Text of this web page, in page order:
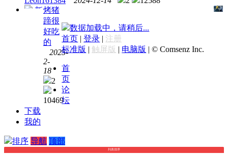
新烤猪
蹄很
好吃
的
2025-
2-
18
2
10469
数据加载中，请稍后...
首页 |登录 | 注册
标准版 | 触屏版 | 电脑版 |© Comsenz Inc.
首
页
论
坛
下载
我的
排序 导航 顶部
列表排序